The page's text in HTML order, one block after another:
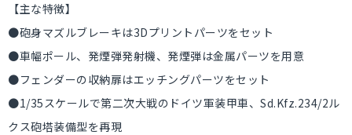
【主な特徴】
●砲身マズルブレーキは3Dプリントパーツをセット
●車幅ポール、発煙弾発射機、発煙弾は金属パーツを用意
●フェンダーの収納扉はエッチングパーツをセット
●1/35スケールで第二次大戦のドイツ軍装甲車、Sd.Kfz.234/2ル
クス砲塔装備型を再現